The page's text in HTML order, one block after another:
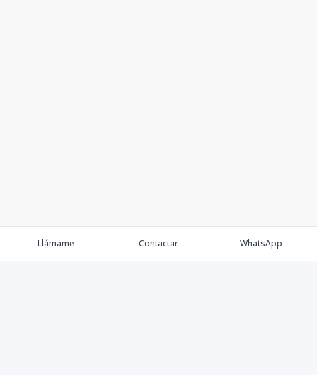
Llámame Contactar WhatsApp